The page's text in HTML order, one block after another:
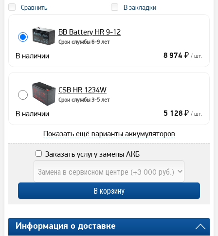
Сравнить В закладки
BB Battery HR 9-12
Срок службы 6-9 лет
В наличии 8 974 ₽ / шт.
CSB HR 1234W
Срок службы 3-5 лет
В наличии 5 128 ₽ / шт.
Показать ещё варианты аккумуляторов
Заказать услугу замены АКБ
Информация о доставке